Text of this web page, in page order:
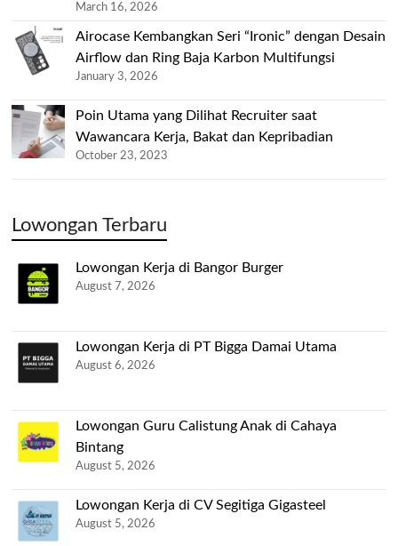
March 16, 2026
Airocase Kembangkan Seri “Ironic” dengan Desain
Airflow dan Ring Baja Karbon Multifungsi
January 3, 2026
Poin Utama yang Dilihat Recruiter saat
Wawancara Kerja, Bakat dan Kepribadian
October 23, 2023
Lowongan Terbaru
Lowongan Kerja di Bangor Burger
August 7, 2026
Lowongan Kerja di PT Bigga Damai Utama
August 6, 2026
Lowongan Guru Calistung Anak di Cahaya
Bintang
August 5, 2026
Lowongan Kerja di CV Segitiga Gigasteel
August 5, 2026